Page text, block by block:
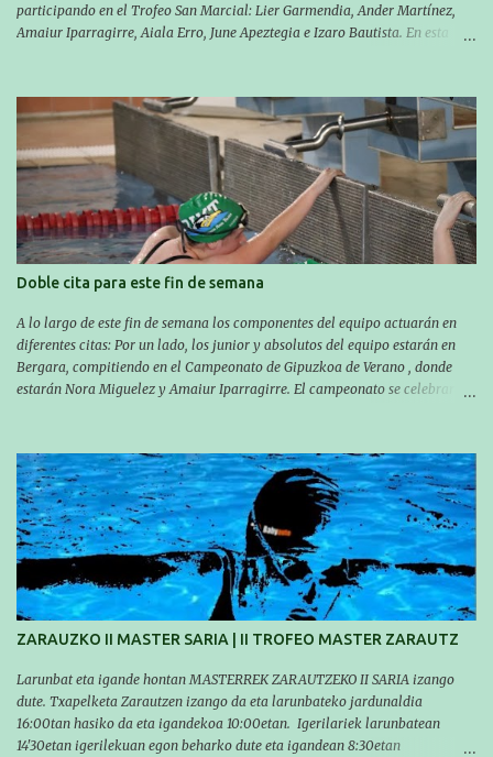
participando en el Trofeo San Marcial: Lier Garmendia, Ander Martínez,
Amaiur Iparragirre, Aiala Erro, June Apeztegia e Izaro Bautista. En esta
marcas. A pesar de no conseguir marca, pasaron una tarde muy buena y
sirvió para reforzar su experiencia. La mayoría ya ha terminado la
temporada, pero seguiremos trabajando con quienes están en la recta final,
trabajando para que cada uno consiga sus objetivos personales. BRNPWR!
Doble cita para este fin de semana
A lo largo de este fin de semana los componentes del equipo actuarán en
diferentes citas: Por un lado, los junior y absolutos del equipo estarán en
Bergara, compitiendo en el Campeonato de Gipuzkoa de Verano , donde
estarán Nora Miguelez y Amaiur Iparragirre. El campeonato se celebrará
sábado por la tarde a las 16:30. Por otro lado, otro grupo pequeño actuará
en el polideportivo Antzizar de Beasain en el XXIIIº memorial Leire
Contreras , en una mañana popular festiva organizada por el club Igartza.
Las pruebas empezarán a las 10:30, a las 11:30 habrá pruebas populares
australianas y después habrá un almuerzo para todos y todas las
participantes. Toda la información sobre convocatorias y competiciones la
encontraréis en nuestra web, en el siguiente enlace:
https://www.es.buruntzaldeaikt.eus/competici%C3%B3n/egutegia#h.9xisch
p06awl ¡Mucha suert...
ZARAUZKO II MASTER SARIA | II TROFEO MASTER ZARAUTZ
Larunbat eta igande hontan MASTERREK ZARAUTZEKO II SARIA izango
dute. Txapelketa Zarautzen izango da eta larunbateko jardunaldia
16:00tan hasiko da eta igandekoa 10:00etan. Igerilariek larunbatean
14'30etan igerilekuan egon beharko dute eta igandean 8:30etan